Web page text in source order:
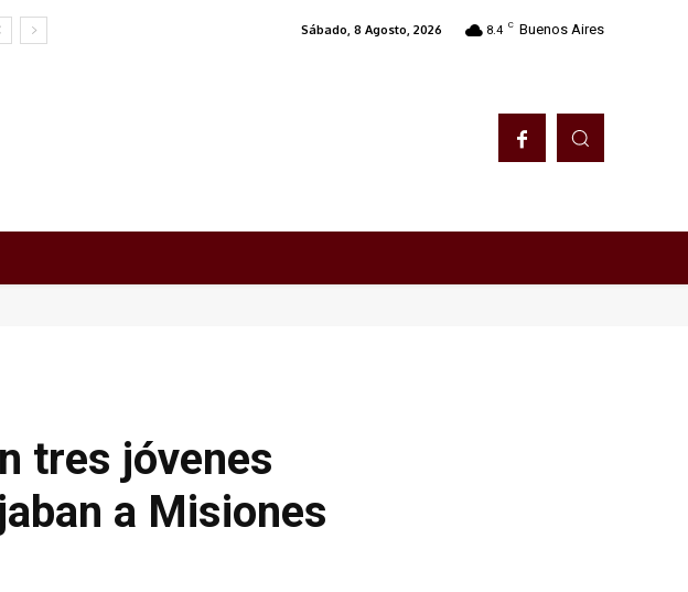
Sábado, 8 Agosto, 2026 8.4 C Buenos Aires
tres jóvenes
a Misiones